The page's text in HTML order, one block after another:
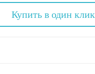
Купить в один клик